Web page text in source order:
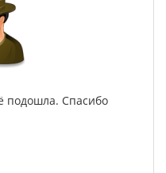
подошла. Спасибо